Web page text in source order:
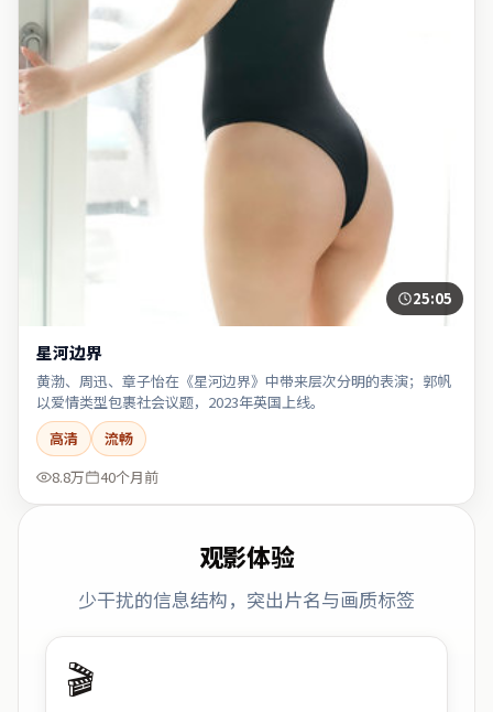
25:05
星河边界
黄渤、周迅、章子怡在《星河边界》中带来层次分明的表演；郭帆
以爱情类型包裹社会议题，2023年英国上线。
高清
流畅
8.8万
40个月前
观影体验
少干扰的信息结构，突出片名与画质标签
🎬